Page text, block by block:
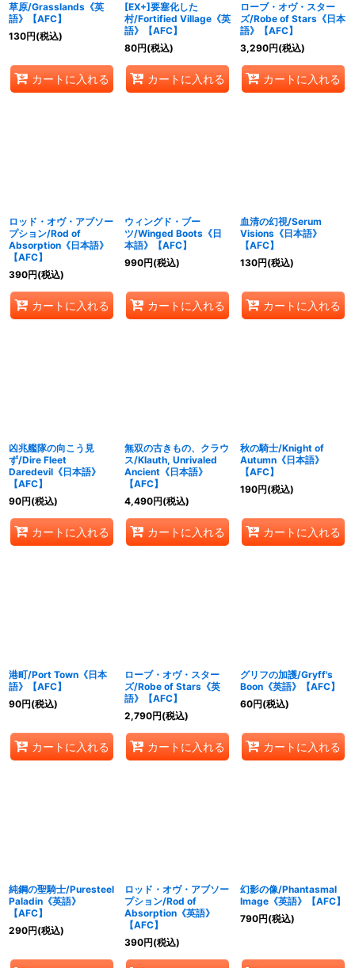
草原/Grasslands《英
語》【AFC】
130円(税込)
カートに入れる
[EX+]要塞化した
村/Fortified Village《英
語》【AFC】
80円(税込)
カートに入れる
ローブ・オヴ・スター
ズ/Robe of Stars《日本
語》【AFC】
3,290円(税込)
カートに入れる
ロッド・オヴ・アブソー
プション/Rod of
Absorption《日本語》
【AFC】
390円(税込)
カートに入れる
ウィングド・ブー
ツ/Winged Boots《日
本語》【AFC】
990円(税込)
カートに入れる
血清の幻視/Serum
Visions《日本語》
【AFC】
130円(税込)
カートに入れる
凶兆艦隊の向こう見
ず/Dire Fleet
Daredevil《日本語》
【AFC】
90円(税込)
カートに入れる
無双の古きもの、クラウ
ス/Klauth, Unrivaled
Ancient《日本語》
【AFC】
4,490円(税込)
カートに入れる
秋の騎士/Knight of
Autumn《日本語》
【AFC】
190円(税込)
カートに入れる
港町/Port Town《日本
語》【AFC】
90円(税込)
カートに入れる
ローブ・オヴ・スター
ズ/Robe of Stars《英
語》【AFC】
2,790円(税込)
カートに入れる
グリフの加護/Gryff's
Boon《英語》【AFC】
60円(税込)
カートに入れる
純鋼の聖騎士/Puresteel
Paladin《英語》
【AFC】
290円(税込)
ロッド・オヴ・アブソー
プション/Rod of
Absorption《英語》
【AFC】
390円(税込)
幻影の像/Phantasmal
Image《英語》【AFC】
790円(税込)